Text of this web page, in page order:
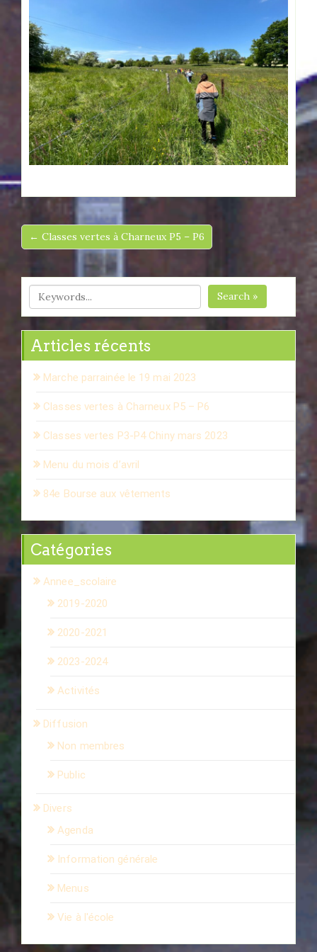
← Classes vertes à Charneux P5 – P6
Search »
Articles récents
Marche parrainée le 19 mai 2023
Classes vertes à Charneux P5 – P6
Classes vertes P3-P4 Chiny mars 2023
Menu du mois d’avril
84e Bourse aux vêtements
Catégories
Annee_scolaire
2019-2020
2020-2021
2023-2024
Activités
Diffusion
Non membres
Public
Divers
Agenda
Information générale
Menus
Vie à l'école